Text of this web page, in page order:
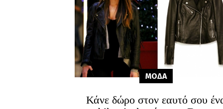
ΜΟΔΑ
Κάνε δώρο στον εαυτό σου